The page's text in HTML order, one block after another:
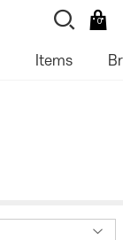
0
Items